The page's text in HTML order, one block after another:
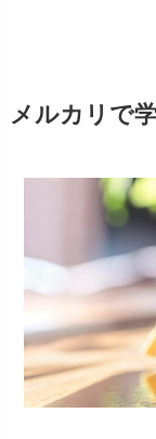
メルカリで